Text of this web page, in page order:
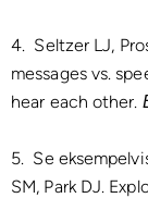
4. Seltzer LJ,
messages vs.
hear each other.
5. Se
SM, Park DJ.